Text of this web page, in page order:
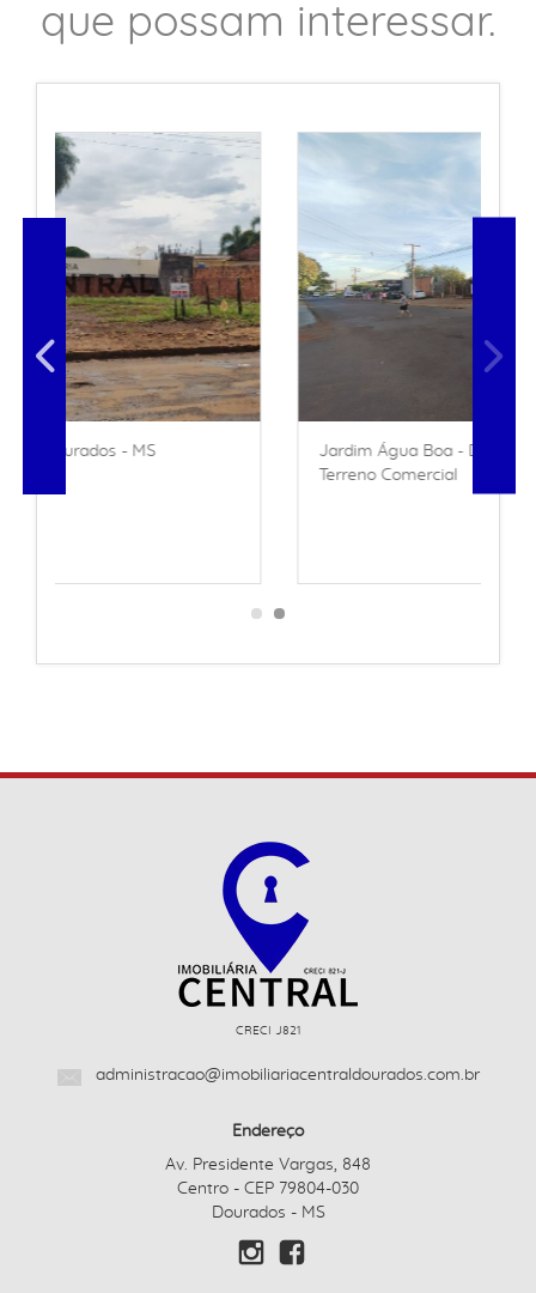
que possam interessar.
Jardim Água Boa - Dourados - MS
CRECI J821
administracao@imobiliariacentraldourados.com.br
Endereço
Av. Presidente Vargas, 848
Centro - CEP 79804-030
Dourados - MS